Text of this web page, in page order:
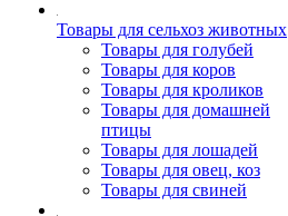
Товары для сельхоз животных
Товары для голубей
Товары для коров
Товары для кроликов
Товары для домашней
птицы
Товары для лошадей
Товары для овец, коз
Товары для свиней